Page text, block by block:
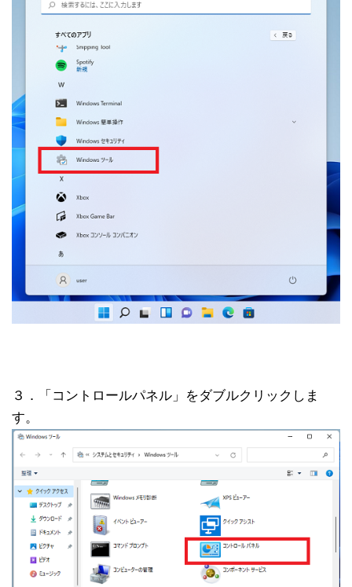
３．「コントロールパネル」をダブルクリックしま
す。